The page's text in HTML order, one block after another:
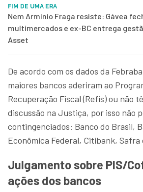
FIM DE UMA ERA
Nem Armínio Fraga resiste: Gávea
multimercados e ex-BC entrega
Asset
De acordo com os dados da
maiores bancos aderiram ao
Recuperação Fiscal (Refis) ou não
discussão na Justiça, por isso não
contingenciados: Banco do Brasil,
Econômica Federal, Citibank, Safra
Julgamento sobre PIS/
ações dos bancos